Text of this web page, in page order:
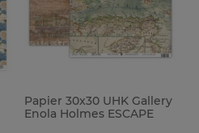
Papier 30x30 UHK Gallery
Enola Holmes ESCAPE